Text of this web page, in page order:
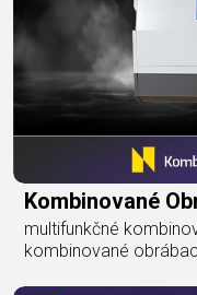
Kombinované
multifunkčné
kombinované